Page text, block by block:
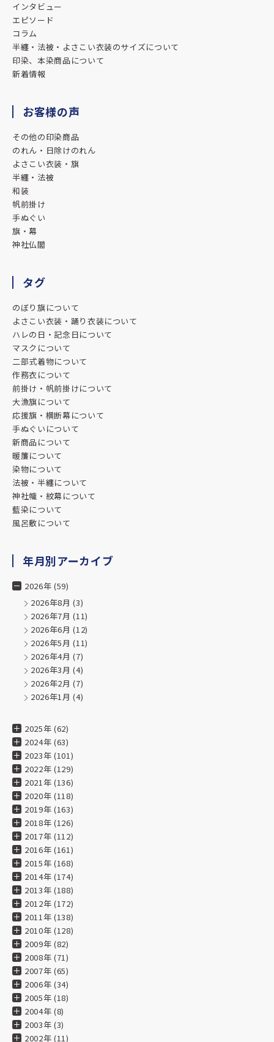
★★★★★
2025.11.25
対応も素晴らしく満足のいく法被ができました。
暖簾や横断幕などもやっているそうなのでまたお願いしよう
★★★★★
2025.09.19
今回はありがとうございました。
想像以上の完成度に驚きました！
また機会があればよろしくお願いします。
★★★★★
2025.06.03
迫力、仕上がりの良さで皆大満足です♪
★★★★★
2025.05.30
飲食店を営んでおり、このたび店の顔となる暖簾の制作をお
願いしました。
担当のイケダさんには、終始丁寧かつ温かなご対応をいただ
き、心より感謝しております。
こちらの想いや使う環境に寄り添ったご提案をいただきなが
ら、仕上がりの質はもちろん、やり取りの中でも「誠実なも
のづくり」の姿勢が伝わってきました。
納品後、店先に新しい暖簾をかけた瞬間、空間の空気がピリ
ッと引き締まりました。日々暖簾をくぐってくださるお客様
の反応を見て、「お願いして本当に良かった」と実感してい
ます。
願いしたいと思います。
本当にありがとうございました。
★★★★★
2025.04.03
過去、職場としてお世話になった事があり、日本の文化、
人に喜んでいただく仕事について学ばせて頂きました。
また海外でテキスタイルを勉強している方への工場見学をさ
すべての物が魅力的です
★★★★★
2025.02.19
★★★★★
2024.09.24
縦400×横500、テトロンポンジ生地よさこい旗
豊富なカラーバリエーションと丈夫な生地。
全国のお祭りに一層の彩りを與える事間違いありません。
★★★★★
2024.07.29
★★★★★
2024.07.29
★★★★★
インタビュー
エピソード
コラム
半纏・法被・よさこい衣装のサイズについて
印染、本染商品について
新着情報
お客様の声
その他の印染商品
のれん・日除けのれん
よさこい衣装・旗
半纏・法被
和装
帆前掛け
手ぬぐい
旗・幕
神社仏閣
タグ
のぼり旗について
よさこい衣装・踊り衣装について
ハレの日・記念日について
マスクについて
二部式着物について
作務衣について
前掛け・帆前掛けについて
大漁旗について
応援旗・横断幕について
手ぬぐいについて
新商品について
暖簾について
染物について
法被・半纏について
神社幟・紋幕について
藍染について
風呂敷について
年月別アーカイブ
2026年 (59)
2026年8月 (3)
2026年7月 (11)
2026年6月 (12)
2026年5月 (11)
2026年4月 (7)
2026年3月 (4)
2026年2月 (7)
2026年1月 (4)
2025年 (62)
2024年 (63)
2023年 (101)
2022年 (129)
2021年 (136)
2020年 (118)
2019年 (163)
2018年 (126)
2017年 (112)
2016年 (161)
2015年 (168)
2014年 (174)
2013年 (188)
2012年 (172)
2011年 (138)
2010年 (128)
2009年 (82)
2008年 (71)
2007年 (65)
2006年 (34)
2005年 (18)
2004年 (8)
2003年 (3)
2002年 (11)